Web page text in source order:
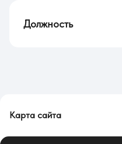
Должность
Карта сайта